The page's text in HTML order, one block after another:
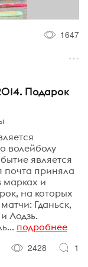
1647
Подарок
волейболу
является
почта приняла
марках и
на которых
Гданьск,
Лодзь.
подробнее
2428
1